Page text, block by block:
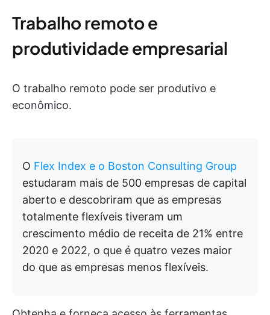
Trabalho remoto e
produtividade empresarial
O trabalho remoto pode ser produtivo e
econômico.
O Flex Index e o Boston Consulting Group
estudaram mais de 500 empresas de capital
aberto e descobriram que as empresas
totalmente flexíveis tiveram um
crescimento médio de receita de 21% entre
2020 e 2022, o que é quatro vezes maior
do que as empresas menos flexíveis.